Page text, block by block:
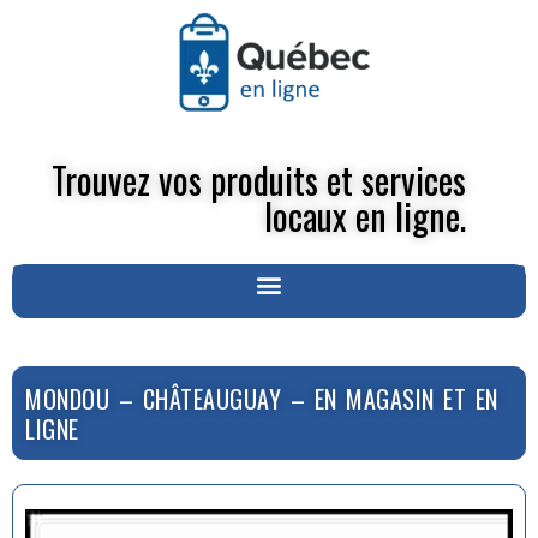
Trouvez vos produits et services
locaux en ligne.
MONDOU – CHÂTEAUGUAY – EN MAGASIN ET EN
LIGNE